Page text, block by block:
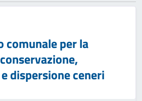
comunale per la
dispersione ceneri